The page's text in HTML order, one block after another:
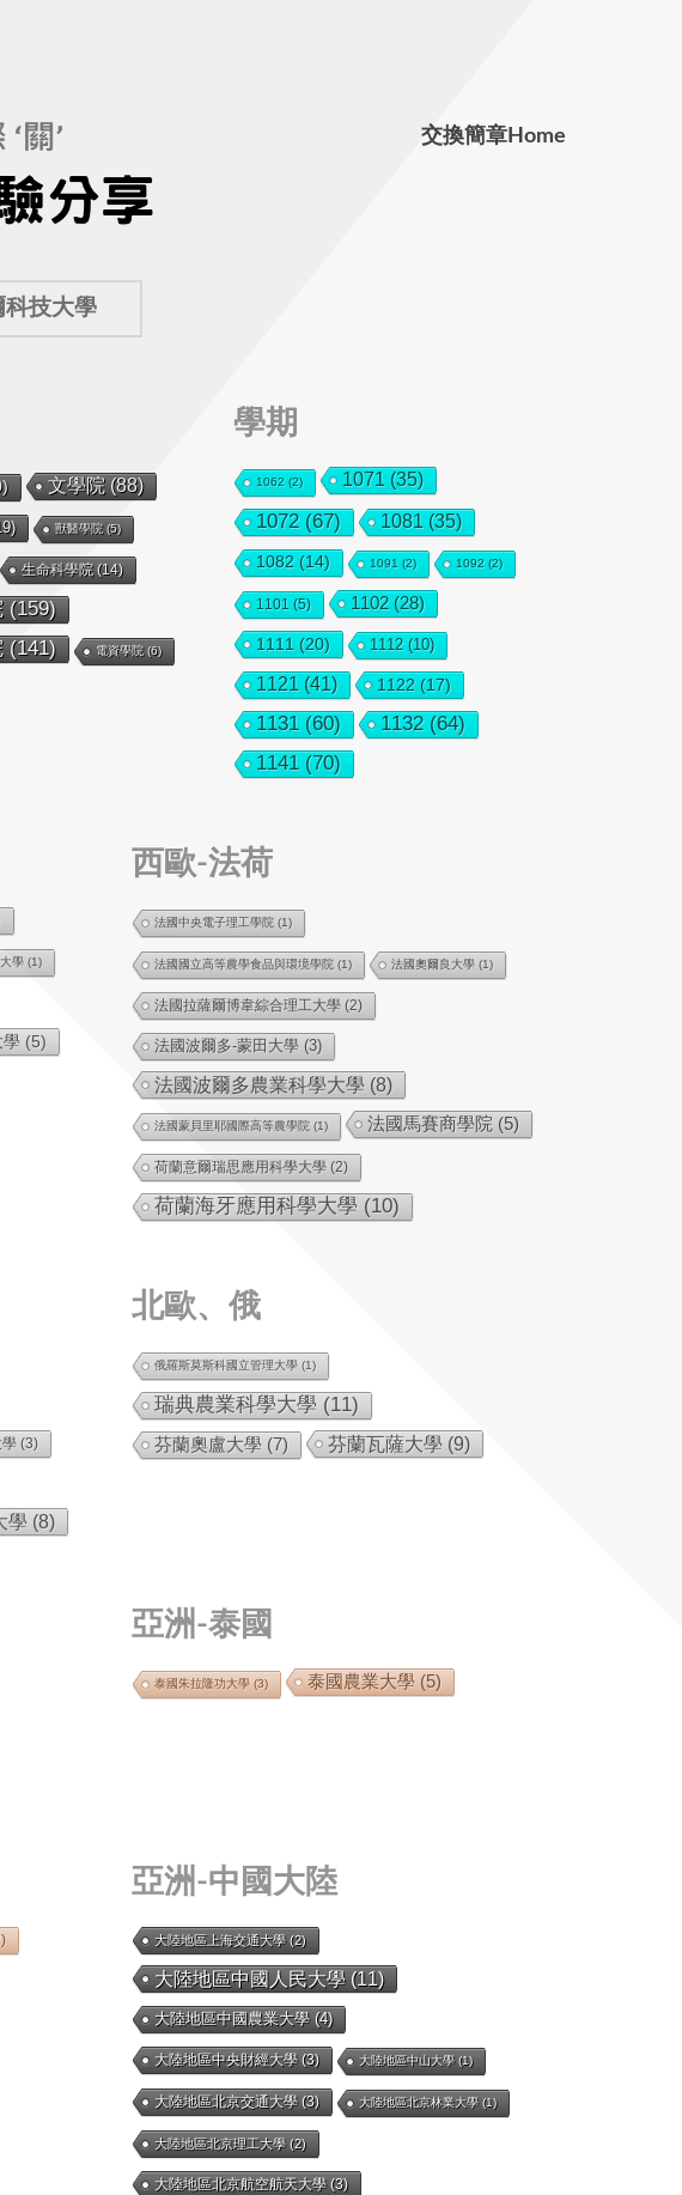
交換簡章 Home
文學院 (88)
獸醫學院(5)
生命科學院(14)
(159)
(141) 電資學院(6)
學期
1062(2) 1071 (35)
1072(67) 1081 (35)
1082(14) 1091 (2) 1092(2)
1101 (5) 1102(28)
1111 (20) 1112(10)
1121 (41) 1122(17)
1131(60) 1132(64)
1141(70)
學 (1)
學 (5)
西歐-法荷
法國中央電子理工學院(1)
法國國立高等農學食品與環境學院(1) 法國奧爾良大學(1)
法國拉薩爾博韋綜合理工大學(2)
法國波爾多-蒙田大學(3)
法國波爾多農業科學大學 (8)
法國蒙貝里耶國際高等農學院(1) 法國馬賽商學院(5)
荷蘭意爾瑞思應用科學大學(2)
荷蘭海牙應用科學大學 (10)
學 (3)
學 (8)
北歐、俄
俄羅斯莫斯科國立管理大學(1)
瑞典農業科學大學 (11)
芬蘭奧盧大學(7) 芬蘭瓦薩大學(9)
亞洲-泰國
泰國朱拉隆功大學(3) 泰國農業大學(5)
亞洲-中國大陸
大陸地區上海交通大學(2)
大陸地區中國人民大學(11)
大陸地區中國農業大學(4)
大陸地區中央財經大學(3) 大陸地區中山大學(1)
大陸地區北京交通大學(3) 大陸地區北京林業大學(1)
大陸地區北京理工大學(2)
大陸地區北京航空航天大學(3)